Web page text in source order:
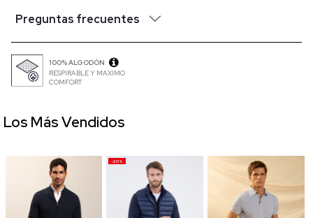
Preguntas frecuentes
100% ALGODÓN
RESPIRABLE Y MAXIMO
COMFORT
-20%
Los Más Vendidos